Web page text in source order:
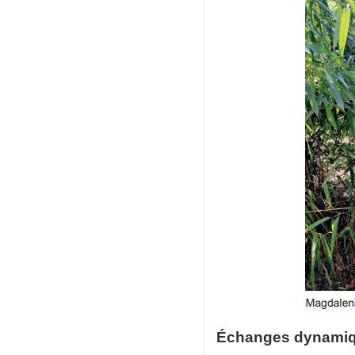
Échanges